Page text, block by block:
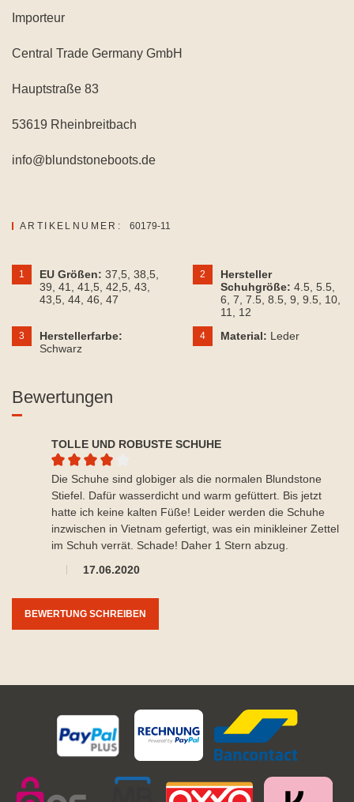
Importeur
Central Trade Germany GmbH
Hauptstraße 83
53619 Rheinbreitbach
info@blundstoneboots.de
ARTIKELNUMER: 60179-11
1 EU Größen: 37,5 , 38,5
39 , 41 , 41,5 , 42,5 , 43
43,5 , 44 , 46 , 47
2
Hersteller
Schuhgröße: 4.5 , 5.5
6 , 7 , 7.5 , 8.5 , 9 , 9.5 , 10
11
, 12
3
Herstellerfarbe:
Schwarz
4 Material: Leder
Bewertungen
TOLLE UND ROBUSTE SCHUHE
Durchschnittliche Bewertung von 4 von 5 Sternen
17.06.2020
Die Schuhe sind globiger als die normalen Blundstone
Stiefel. Dafür wasserdicht und warm gefüttert. Bis jetzt
hatte ich keine kalten Füße! Leider werden die Schuhe
inzwischen in Vietnam gefertigt, was ein minikleiner Zettel
im Schuh verrät. Schade! Daher 1 Stern abzug.
BEWERTUNG SCHREIBEN